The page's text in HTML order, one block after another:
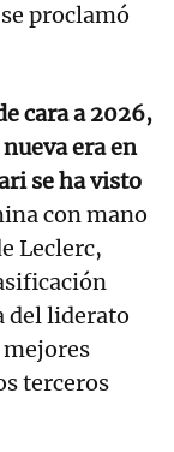
proclamó
cara a 2026,
era en
se ha visto
con mano
Leclerc,
del liderato
mejores
terceros